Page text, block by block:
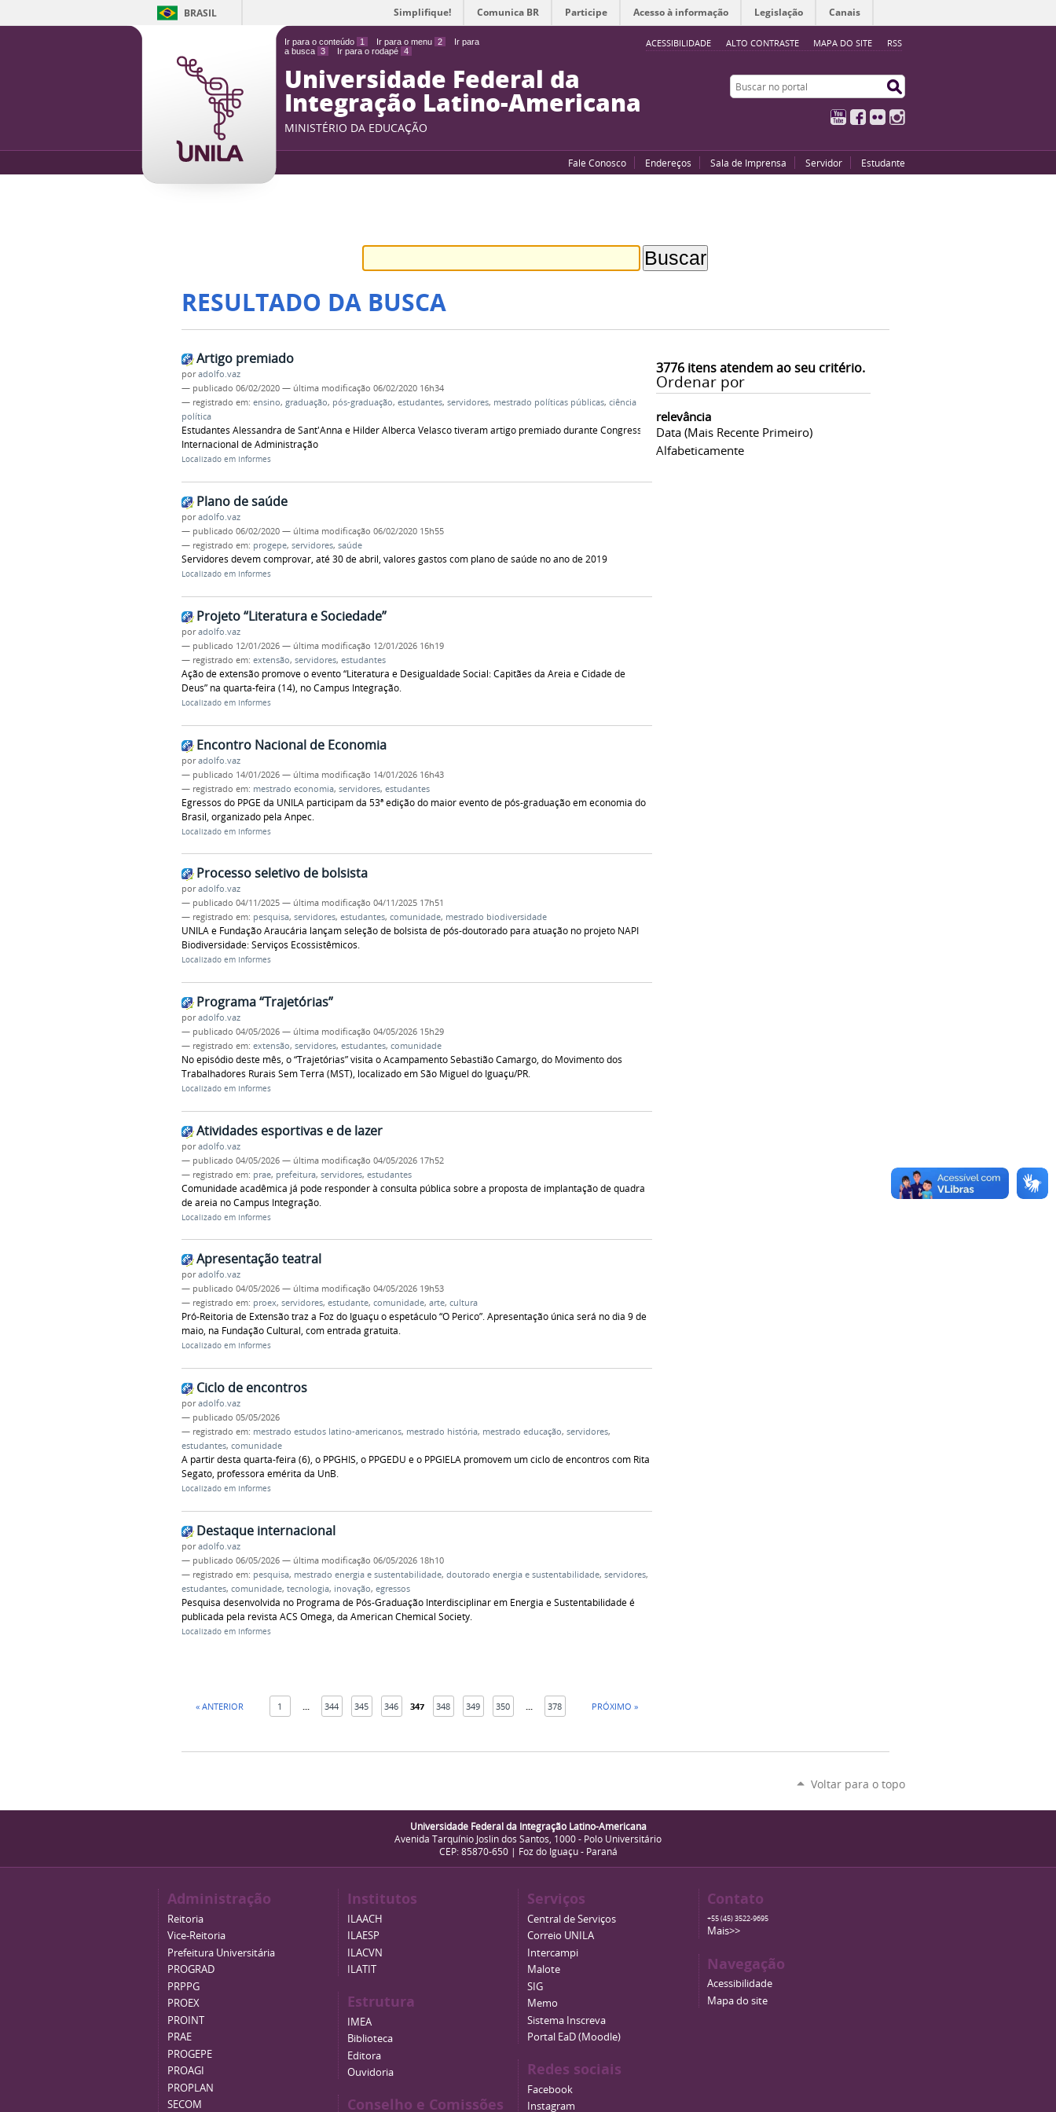
Ir para o conteúdo 1 Ir para o menu 2
Ir para
a busca 3 Ir para o rodapé 4
ACESSIBILIDADE ALTO CONTRASTE MAPA DO SITE RSS
BRASIL Simplifique! Comunica BR Participe Acesso à informação Legislação Canais
Universidade Federal da
Integração Latino-Americana
MINISTÉRIO DA EDUCAÇÃO
Buscar no portal
YouTubeFacebook
Flickr
Fale Conosco Endereços Sala de Imprensa Servidor Estudante
RESULTADO DA BUSCA
3776itens atendem ao seu critério.
Ordenar por
relevância
Data (mais Recente Primeiro)
Alfabeticamente
Artigo premiado
poradolfo.vaz
— publicado 06/02/2020 — última modificação 06/02/2020 16h34
— registrado em: ensino, graduação, pós-graduação, estudantes, servidores, mestrado políticas públicas, ciência
política
Estudantes Alessandra de Sant'Anna e Hilder Alberca Velasco tiveram artigo premiado durante Congresso
Internacional de Administração
Localizado em Informes
Plano de saúde
poradolfo.vaz
— publicado 06/02/2020 — última modificação 06/02/2020 15h55
— registrado em: progepe, servidores, saúde
Servidores devem comprovar, até 30 de abril, valores gastos com plano de saúde no ano de 2019
Localizado em Informes
Projeto “Literatura e Sociedade”
poradolfo.vaz
— publicado 12/01/2026 — última modificação 12/01/2026 16h19
— registrado em: extensão, servidores, estudantes
Ação de extensão promove o evento “Literatura e Desigualdade Social: Capitães da Areia e Cidade de
Deus” na quarta-feira (14), no Campus Integração.
Localizado em Informes
Encontro Nacional de Economia
poradolfo.vaz
— publicado 14/01/2026 — última modificação 14/01/2026 16h43
— registrado em: mestrado economia, servidores, estudantes
Egressos do PPGE da UNILA participam da 53ª edição do maior evento de pós-graduação em economia do
Brasil, organizado pela Anpec.
Localizado em Informes
Processo seletivo de bolsista
poradolfo.vaz
— publicado 04/11/2025 — última modificação 04/11/2025 17h51
— registrado em: pesquisa, servidores, estudantes, comunidade, mestrado biodiversidade
UNILA e Fundação Araucária lançam seleção de bolsista de pós-doutorado para atuação no projeto NAPI
Biodiversidade: Serviços Ecossistêmicos.
Localizado em Informes
Programa “Trajetórias”
poradolfo.vaz
— publicado 04/05/2026 — última modificação 04/05/2026 15h29
— registrado em: extensão, servidores, estudantes, comunidade
No episódio deste mês, o “Trajetórias” visita o Acampamento Sebastião Camargo, do Movimento dos
Trabalhadores Rurais Sem Terra (MST), localizado em São Miguel do Iguaçu/PR.
Localizado em Informes
Atividades esportivas e de lazer
poradolfo.vaz
— publicado 04/05/2026 — última modificação 04/05/2026 17h52
— registrado em: prae, prefeitura, servidores, estudantes
Comunidade acadêmica já pode responder à consulta pública sobre a proposta de implantação de quadra
de areia no Campus Integração.
Localizado em Informes
Apresentação teatral
poradolfo.vaz
— publicado 04/05/2026 — última modificação 04/05/2026 19h53
— registrado em: proex, servidores, estudante, comunidade, arte, cultura
Pró-Reitoria de Extensão traz a Foz do Iguaçu o espetáculo “O Perico”. Apresentação única será no dia 9 de
maio, na Fundação Cultural, com entrada gratuita.
Localizado em Informes
Ciclo de encontros
poradolfo.vaz
— publicado 05/05/2026
— registrado em: mestrado estudos latino-americanos, mestrado história, mestrado educação, servidores,
estudantes, comunidade
A partir desta quarta-feira (6), o PPGHIS, o PPGEDU e o PPGIELA promovem um ciclo de encontros com Rita
Segato, professora emérita da UnB.
Localizado em Informes
Destaque internacional
poradolfo.vaz
— publicado 06/05/2026 — última modificação 06/05/2026 18h10
— registrado em: pesquisa, mestrado energia e sustentabilidade, doutorado energia e sustentabilidade, servidores,
estudantes, comunidade, tecnologia, inovação, egressos
Pesquisa desenvolvida no Programa de Pós-Graduação Interdisciplinar em Energia e Sustentabilidade é
publicada pela revista ACS Omega, da American Chemical Society.
Localizado em Informes
« ANTERIOR 1 344 345 346 347 348 349 350 378 PRÓXIMO »
Voltar para o topo
Universidade Federal da Integração Latino-Americana
Avenida Tarquínio Joslin dos Santos, 1000 - Polo Universitário
CEP: 85870-650 | Foz do Iguaçu - Paraná
Administração
Reitoria
Vice-Reitoria
Prefeitura Universitária
PROGRAD
PRPPG
PROEX
PROINT
PRAE
PROGEPE
PROAGI
PROPLAN
SECOM
Institutos
ILAACH
ILAESP
ILACVN
ILATIT
Estrutura
IMEA
Biblioteca
Editora
Ouvidoria
Conselho e Comissões
Serviços
Central de Serviços
Correio UNILA
Intercampi
Malote
SIG
Memo
Sistema Inscreva
Portal EaD (Moodle)
Redes sociais
Facebook
Instagram
Contato
+55 (45) 3522-9695
Mais>>
Navegação
Acessibilidade
Mapa do site